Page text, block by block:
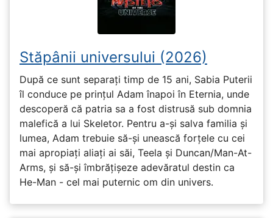
Stăpânii universului (2026)
După ce sunt separați timp de 15 ani, Sabia Puterii
îl conduce pe prințul Adam înapoi în Eternia, unde
descoperă că patria sa a fost distrusă sub domnia
malefică a lui Skeletor. Pentru a-și salva familia și
lumea, Adam trebuie să-și unească forțele cu cei
mai apropiați aliați ai săi, Teela și Duncan/Man-At-
Arms, și să-și îmbrățișeze adevăratul destin ca
He-Man - cel mai puternic om din univers.